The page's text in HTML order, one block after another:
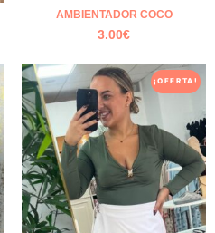
AMBIENTADOR COCO
3.00€
¡OFERTA!